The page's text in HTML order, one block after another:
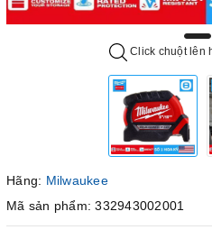
Click chuột lên
Hãng: Milwaukee
Mã sản phẩm: 332943002001